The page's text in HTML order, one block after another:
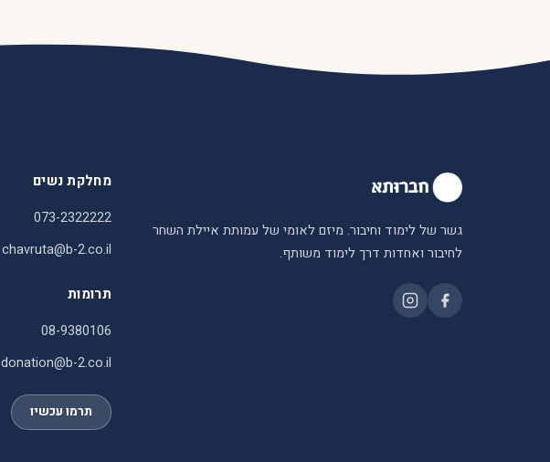
גשר של לימוד וחיבור. מיזם לאומי של עמותת איילת השחר
לחיבור ואחדות דרך לימוד משותף.
מחלקת נשים
073-2322222
chavruta@b-2.co.il
תרומות
08-9380106
donation@b-2.co.il
תרמו עכשיו